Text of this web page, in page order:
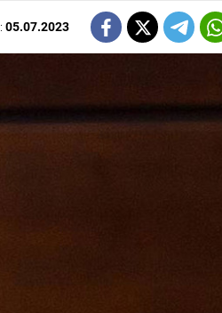
05.07.2023